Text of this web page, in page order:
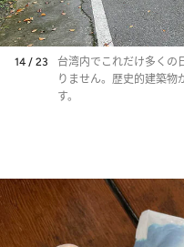
14 / 23
台湾内でこれだけ多くの
りません。歴史的建築物
す。